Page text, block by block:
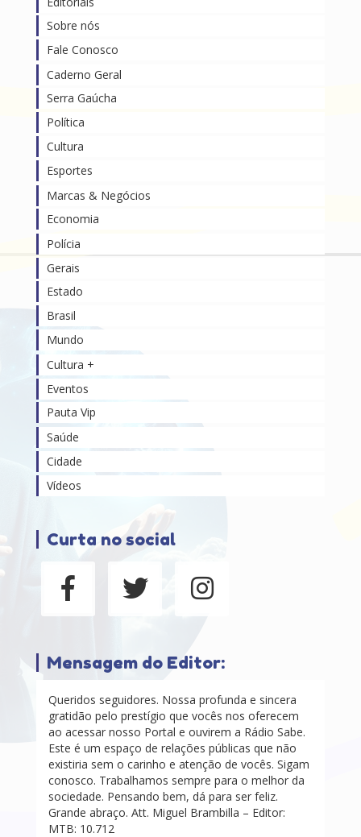
Sobre nós
Fale Conosco
Caderno Geral
Serra Gaúcha
Política
Cultura
Esportes
Marcas & Negócios
Economia
Polícia
Gerais
Estado
Brasil
Mundo
Cultura +
Eventos
Pauta Vip
Saúde
Cidade
Vídeos
Curta no social
Mensagem do Editor:
Queridos seguidores. Nossa profunda e sincera
gratidão pelo prestígio que vocês nos oferecem
ao acessar nosso Portal e ouvirem a Rádio Sabe.
Este é um espaço de relações públicas que não
existiria sem o carinho e atenção de vocês. Sigam
conosco. Trabalhamos sempre para o melhor da
sociedade. Pensando bem, dá para ser feliz.
Grande abraço. Att. Miguel Brambilla – Editor:
MTB: 10.712